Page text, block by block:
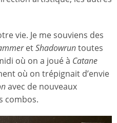
vie. Je me souviens des
etShadowruntoutes
où on a joué à Catane
où on trépignait d’envie
avec de nouveaux
combos.